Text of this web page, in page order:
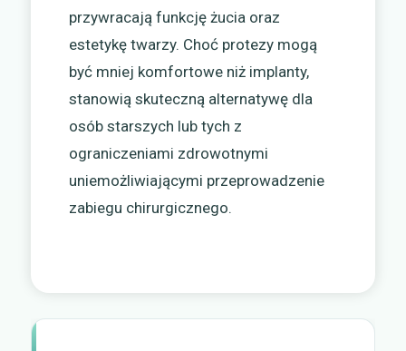
przywracają funkcję żucia oraz
estetykę twarzy. Choć protezy mogą
być mniej komfortowe niż implanty,
stanowią skuteczną alternatywę dla
osób starszych lub tych z
ograniczeniami zdrowotnymi
uniemożliwiającymi przeprowadzenie
zabiegu chirurgicznego.